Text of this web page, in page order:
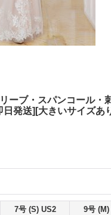
ーブ・スパンコール・
発送][大きいサイズあ
7号 (S) US2 9号 (M)